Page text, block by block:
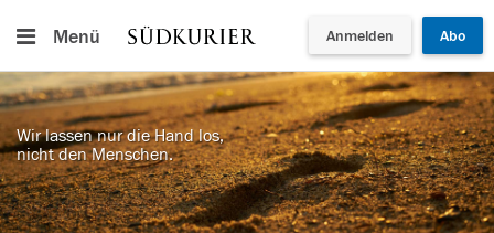
Menü Anmelden Abo
Wir lassen nur die Hand los,
nicht den Menschen.